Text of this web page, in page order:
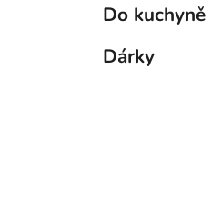
Do kuchyně
Dárky